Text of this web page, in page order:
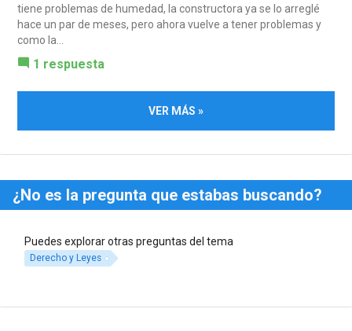
tiene problemas de humedad, la constructora ya se lo arreglé
hace un par de meses, pero ahora vuelve a tener problemas y
como la...
1 respuesta
VER MÁS »
¿No es la pregunta que estabas buscando?
Puedes explorar otras preguntas del tema
Derecho y Leyes